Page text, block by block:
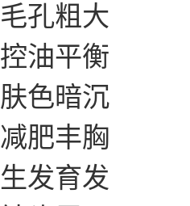
毛孔粗大
控油平衡
肤色暗沉
减肥丰胸
生发育发